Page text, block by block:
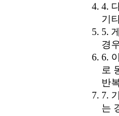
4.
기
5.
경
6.
로
반
7.
는